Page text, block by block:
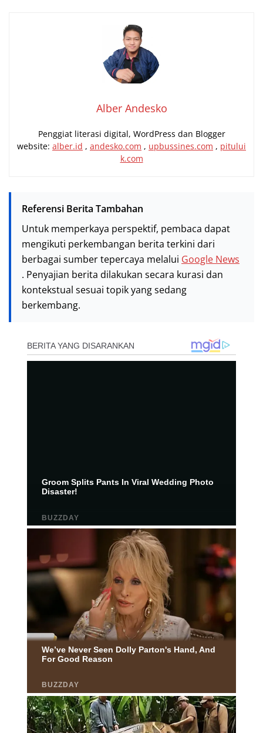
Alber Andesko
Penggiat literasi digital, WordPress dan Blogger
website: alber.id , andesko.com , upbussines.com , pitului
k.com
Referensi Berita Tambahan
Untuk memperkaya perspektif, pembaca dapat
mengikuti perkembangan berita terkini dari
berbagai sumber tepercaya melalui Google News
. Penyajian berita dilakukan secara kurasi dan
kontekstual sesuai topik yang sedang
berkembang.